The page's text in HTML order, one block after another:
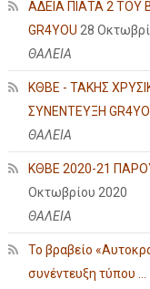
ΑΔΕΙΑ ΠΙΑΤΑ 2 ΤΟΥ
GR4YOU 28
ΘΑΛΕΙΑ
ΚΘΒΕ - ΤΑΚΗΣ
ΣΥΝΕΝΤΕΥΞΗ
ΘΑΛΕΙΑ
ΚΘΒΕ 2020-21
Οκτωβρίου 2020
ΘΑΛΕΙΑ
Το βραβείο
συνέντευξη τύπου ...